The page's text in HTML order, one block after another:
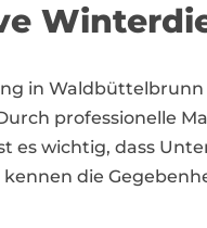
in
professionelle
es wichtig, dass
die